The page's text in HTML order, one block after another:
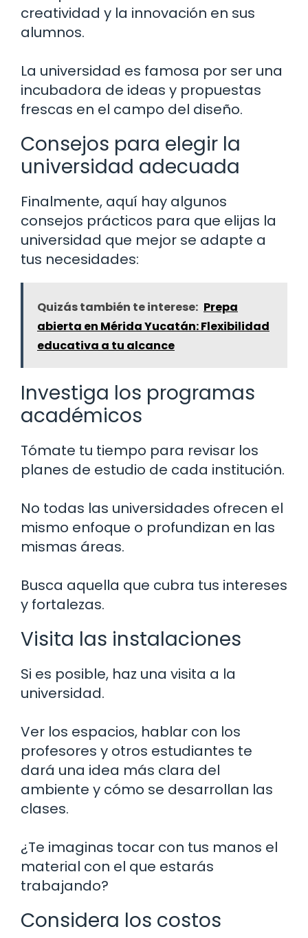
creatividad y la innovación en sus
alumnos.
La universidad es famosa por ser una
incubadora de ideas y propuestas
frescas en el campo del diseño.
Consejos para elegir la
universidad adecuada
Finalmente, aquí hay algunos
consejos prácticos para que elijas la
universidad que mejor se adapte a
tus necesidades:
Quizás también te interese: Prepa
abierta en Mérida Yucatán: Flexibilidad
educativa a tu alcance
Investiga los programas
académicos
Tómate tu tiempo para revisar los
planes de estudio de cada institución.
No todas las universidades ofrecen el
mismo enfoque o profundizan en las
mismas áreas.
Busca aquella que cubra tus intereses
y fortalezas.
Visita las instalaciones
Si es posible, haz una visita a la
universidad.
Ver los espacios, hablar con los
profesores y otros estudiantes te
dará una idea más clara del
ambiente y cómo se desarrollan las
clases.
¿Te imaginas tocar con tus manos el
material con el que estarás
trabajando?
Considera los costos